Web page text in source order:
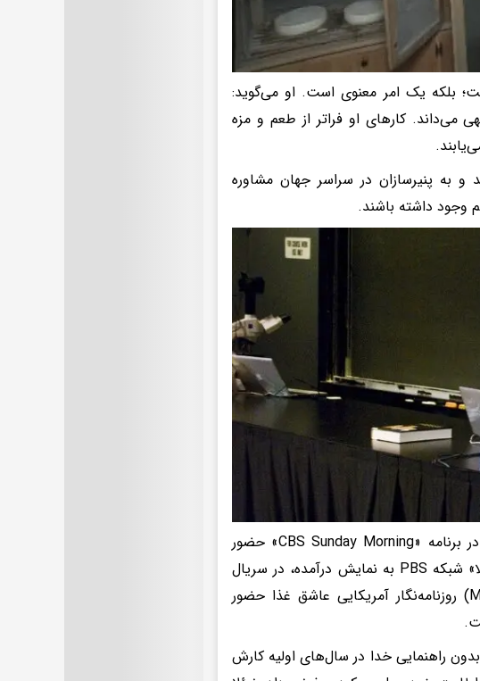
بلکه یک امر معنوی است. او می‌گوید:
کارهای او فراتر از طعم و مزه
و به پنیرسازان در سراسر جهان مشاوره
وجود داشته باشند.
به نقل از پاس دو مر، نوئلا به دلیل تخصص و دانش خود، در برنامه «CBS Sunday Morning» حضور
داشته، سفرش در مستند «راهبه پنیر؛ سفر اکتشافی خواهر نوئلا» شبکه PBS به نمایش درآمده، در سریال
«Cooked» نتفلیکس به همراه «مایکل پولان»(Michael Pollan) روزنامه‌نگار آمریکایی عاشق غذا حضور
بدون راهنمایی خدا در سال‌های اولیه‌ کارش